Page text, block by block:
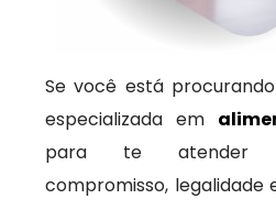
Se você está
especializada em
para te atender
compromisso, legalidade